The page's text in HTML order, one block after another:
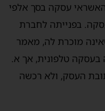
עסקה בסך אלפי
בפנייתה לחברת
מוכרת לה, מאמר
בעסקה טלפונית, אך א.
העסק, ולא רכשה